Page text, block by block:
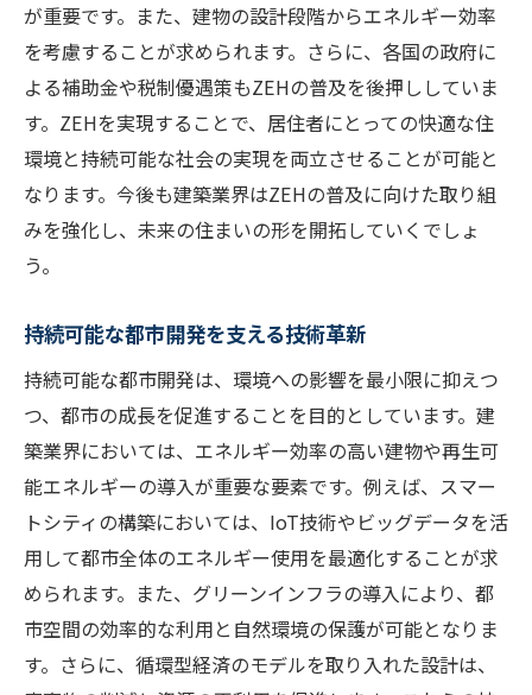
が重要です。また、建物の設計段階からエネルギー効率
を考慮することが求められます。さらに、各国の政府に
よる補助金や税制優遇策もZEHの普及を後押ししていま
す。ZEHを実現することで、居住者にとっての快適な住
環境と持続可能な社会の実現を両立させることが可能と
なります。今後も建築業界はZEHの普及に向けた取り組
みを強化し、未来の住まいの形を開拓していくでしょ
う。
持続可能な都市開発を支える技術革新
持続可能な都市開発は、環境への影響を最小限に抑えつ
つ、都市の成長を促進することを目的としています。建
築業界においては、エネルギー効率の高い建物や再生可
能エネルギーの導入が重要な要素です。例えば、スマー
トシティの構築においては、IoT技術やビッグデータを活
用して都市全体のエネルギー使用を最適化することが求
められます。また、グリーンインフラの導入により、都
市空間の効率的な利用と自然環境の保護が可能となりま
す。さらに、循環型経済のモデルを取り入れた設計は、